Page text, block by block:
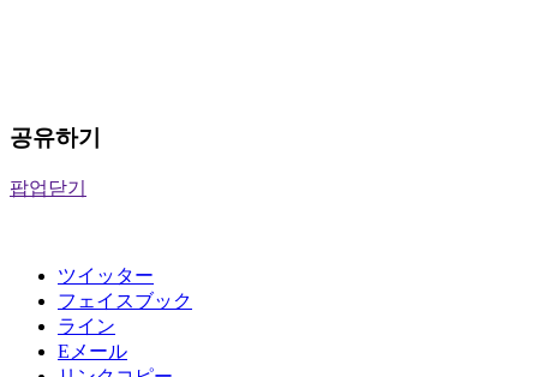
공유하기
팝업닫기
ツイッター
フェイスブック
ライン
Eメール